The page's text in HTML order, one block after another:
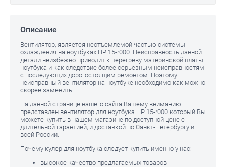
Описание
Вентилятор, является неотъемлемой частью системы
охлаждения на ноутбуках HP 15-r000. Неисправность данной
детали неизбежно приводит к перегреву материнской платы
ноутбука и как следствие более серьезным неисправностям
с последующих дорогостоящим ремонтом. Поэтому
неисправный вентилятор на ноутбуке необходимо как можно
скорее заменить.
На данной странице нашего сайта Вашему вниманию
представлен вентилятор для ноутбука HP 15-r000 который Вы
можете купить в нашем магазине по доступной цене с
длительной гарантией, и доставкой по Санкт-Петербургу и
всей России.
Почему кулер для ноутбука следует купить именно у нас:
высокое качество предлагаемых товаров